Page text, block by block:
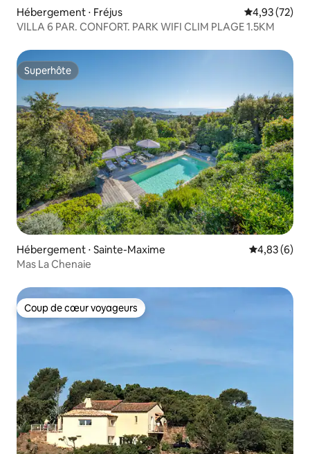
Hébergement ⋅ Fréjus Évaluation
4,93 (72)
VILLA 6 PAR. CONFORT. PARK WIFI CLIM PLAGE 1.5KM
Superhôte
Superhôte
Hébergement ⋅ Sainte-Maxime Évaluation
4,83 (6)
Mas La Chenaie
Coup de cœur voyageurs
Coup de cœur voyageurs